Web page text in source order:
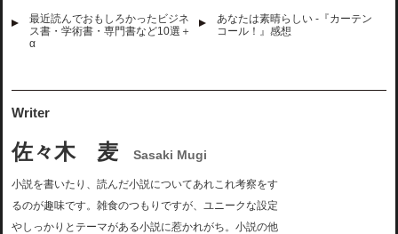
最近読んでおもしろかったビジネ
ス書・学術書・専門書など10選＋
α
あなたは素晴らしい -『カーテン
コール！』感想
Writer
佐々木 麦 Sasaki Mugi
小説を書いたり、読んだ小説についてあれこれ考察をす
るのが趣味です。雑食のつもりですが、ユニークな設定
やしっかりとテーマがある小説に惹かれがち。小説の他